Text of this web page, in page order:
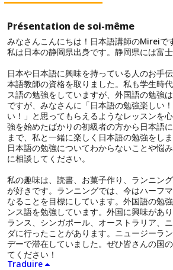
Présentation de soi-même
みなさんこんにちは！日本語講師のMireiで
私は日本の静岡県出身です。静岡県には富士
日本や日本語に興味を持っている人のお手
本語教師の資格を取りました。私も学生時
ス語の勉強をしていますが、外国語の勉強
ですが、みなさんに「日本語の勉強楽しい
い！」と思ってもらえるようなレッスンを
強を始めたばかりの初級者の方から日本語
まで、私と一緒に楽しく日本語の勉強をしま
日本語の勉強についてわからないことや悩
に相談してください。
私の趣味は、読書、お菓子作り、ランニン
が好きです。ランニングでは、今はハーフ
なることを目標にしています。外国語の勉
ンス語を勉強しています。外国に興味があ
ランス、シンガポール、オーストラリア、
ダに行ったことがあります。ニュージーラ
デーで滞在していました。ぜひ皆さんの国
てください！
Traduire